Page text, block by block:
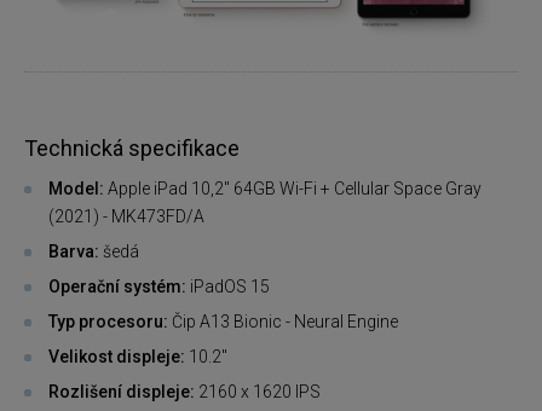
Technická specifikace
Model: Apple iPad 10,2" 64GB Wi-Fi + Cellular Space Gray
(2021) - MK473FD/A
Barva: šedá
Operační systém: iPadOS 15
Typ procesoru: Čip A13 Bionic - Neural Engine
Velikost displeje: 10.2"
Rozlišení displeje: 2160 x 1620 IPS